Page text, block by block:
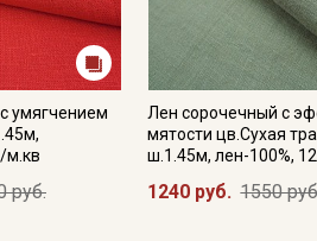
умягчением
м.кв
руб.
Лен сорочечный с
мятости цв.Сухая
ш.1.45м, лен-100%,
1240 руб. 1550